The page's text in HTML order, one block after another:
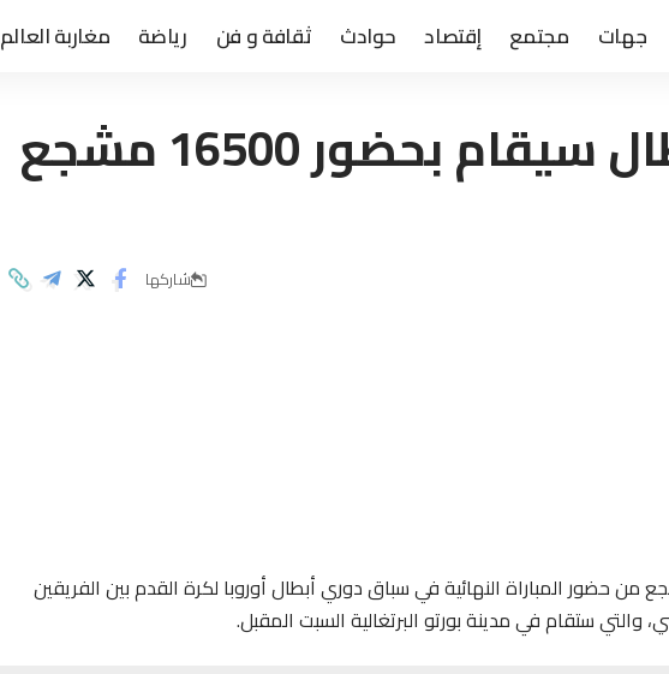
جهات مجتمع إقتصاد حوادث ثقافة و فن رياضة مغاربة العالم
نهائي دوري الأبطال سيقام بحضور 16500 مشجع
شاركها
ما لا يقل عن 16500 مشجع من حضور المباراة النهائية في سباق دوري أبطال أوروبا لكرة القدم بين الفريقين
والتي ستقام في مدينة بورتو البرتغالية السبت المقبل.